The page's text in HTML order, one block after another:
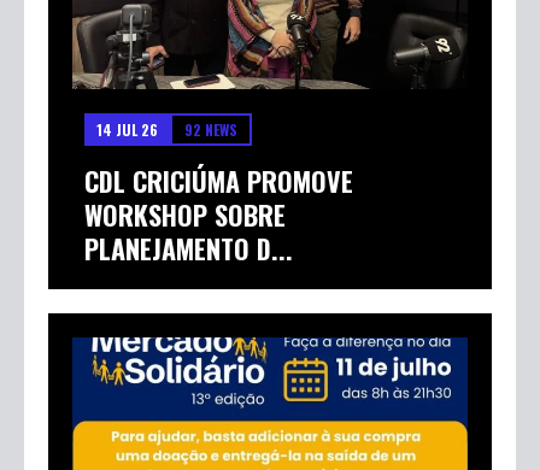
14 JUL 26 92 NEWS
CDL CRICIÚMA PROMOVE
WORKSHOP SOBRE
PLANEJAMENTO D...